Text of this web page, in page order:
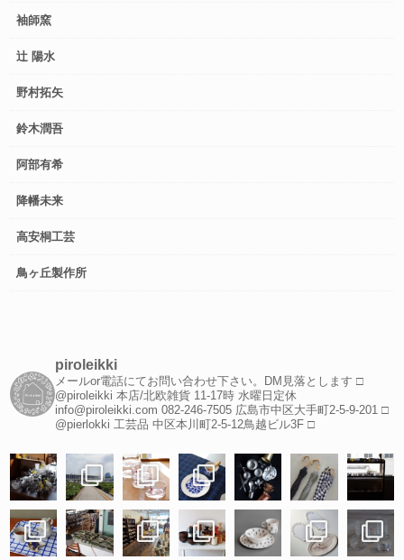
袖師窯
辻 陽水
野村拓矢
鈴木潤吾
阿部有希
降幡未来
高安桐工芸
鳥ヶ丘製作所
piroleikki
メールor電話にてお問い合わせ下さい。DM見落とします □
@piroleikki 本店/北欧雑貨 11-17時 水曜日定休
info@piroleikki.com 082-246-7505 広島市中区大手町2-5-9-201 □
@pierlokki 工芸品 中区本川町2-5-12鳥越ビル3F □